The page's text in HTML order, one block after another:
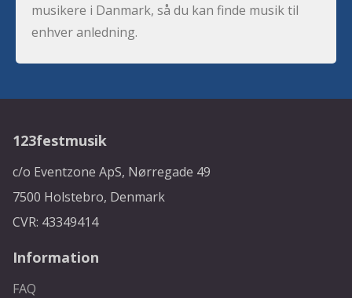
musikere i Danmark, så du kan finde musik til
enhver anledning.
123festmusik
c/o Eventzone ApS, Nørregade 49
7500 Holstebro, Denmark
CVR: 43349414
Information
FAQ